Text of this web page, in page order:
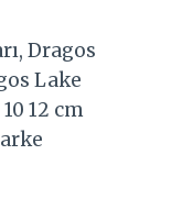
Dragos
Lake
12 cm